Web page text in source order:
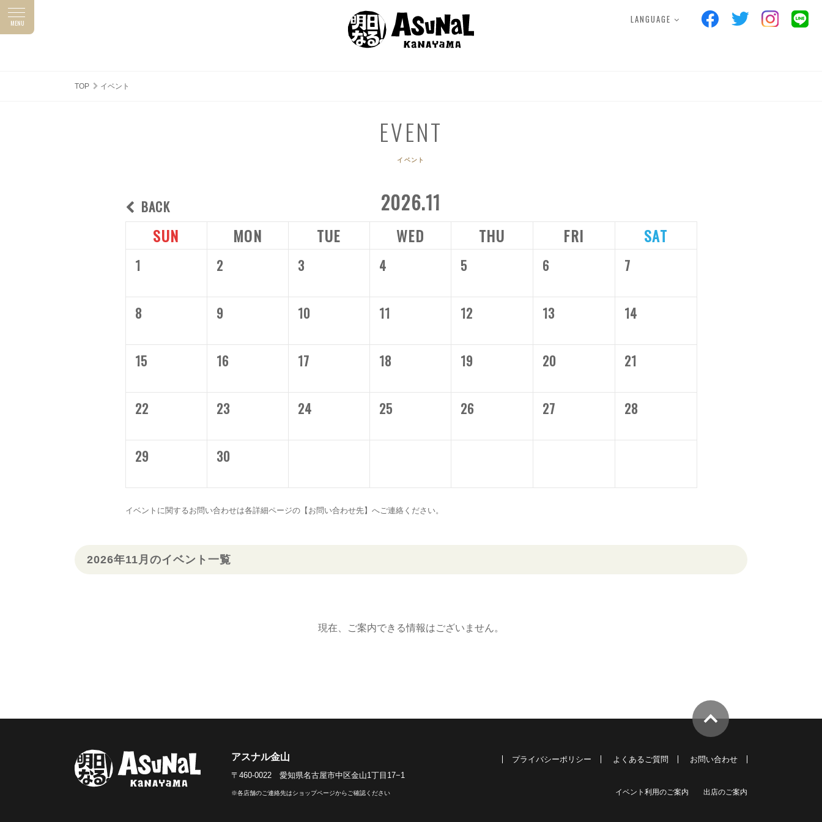
LANGUAGE
MENU SHOP GUIDE
ショップガイド
GOURMET
グルメ
POINTCARD
TOP イベント
EVENT
イベント
2026.11
BACK
SUN MON TUE WED THU FRI SAT
1 2 3 4 5 6 7
8 9 10 11 12 13 14
15 16 17 18 19 20 21
22 23 24 25 26 27 28
29 30
イベントに関するお問い合わせは各詳細ページの【お問い合わせ先】へご連絡ください。
2026年11月のイベント一覧
現在、ご案内できる情報はございません。
アスナル金山
〒460-0022 愛知県名古屋市中区金山1丁目17−1
※各店舗のご連絡先はショップページからご確認ください
プライバシーポリシー よくあるご質問 お問い合わせ
イベント利用のご案内 出店のご案内